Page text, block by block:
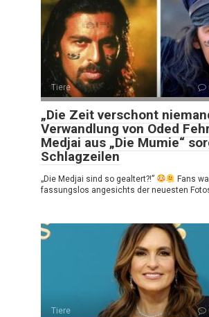
Tiere
„Die Zeit verschont
Verwandlung von Oded
Medjai aus „Die Mumie“
Schlagzeilen
„Die Medjai sind so gealtert?!”
Fans
fassungslos angesichts der neuesten
Tiere